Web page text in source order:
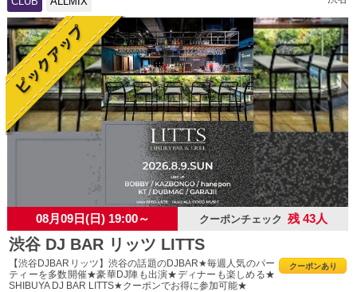
08月09日(日) 19:00～ クーポンチェック 残 43人
渋谷 DJ BAR リッツ LITTS
クーポンあり
【渋谷DJBARリッツ】渋谷の話題のDJBAR★毎週人気のパー
ティーを多数開催★豪華DJ陣も出演★ディナーも楽しめる★
SHIBUYA DJ BAR LITTS★クーポンでお得に参加可能★